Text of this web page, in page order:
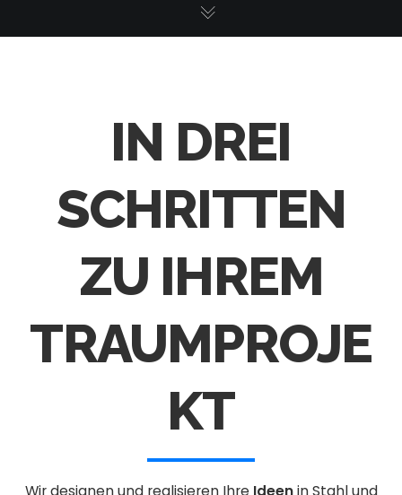
IN DREI
SCHRITTEN
ZU IHREM
TRAUMPROJE
KT